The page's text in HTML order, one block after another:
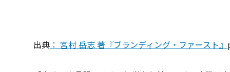
出典 ： 宮村 岳志 著『ブランディング・ファースト』